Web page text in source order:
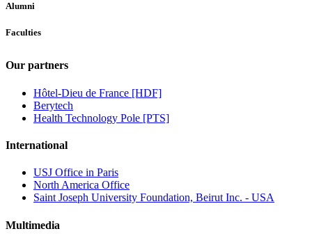
Alumni
Faculties
Our partners
Hôtel-Dieu de France [HDF]
Berytech
Health Technology Pole [PTS]
International
USJ Office in Paris
North America Office
Saint Joseph University Foundation, Beirut Inc. - USA
Multimedia